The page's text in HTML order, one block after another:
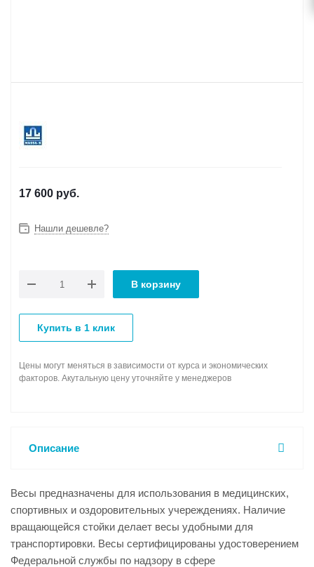
17 600 руб.
Нашли дешевле?
В корзину
Купить в 1 клик
Цены могут меняться в зависимости от курса и экономических
факторов. Акутальную цену уточняйте у менеджеров
Описание
Весы предназначены для использования в медицинских,
спортивных и оздоровительных учереждениях. Наличие
вращающейся стойки делает весы удобными для
транспортировки. Весы сертифицированы удостоверением
Федеральной службы по надзору в сфере